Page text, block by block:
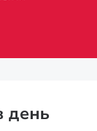
день